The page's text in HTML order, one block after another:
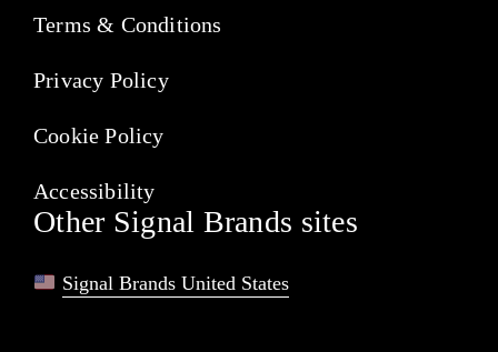
Other Signal Brands sites
Signal Brands United States
Terms & Conditions
Privacy Policy
Cookie Policy
Accessibility